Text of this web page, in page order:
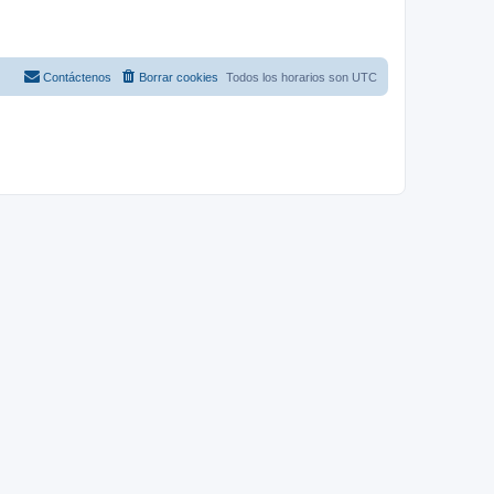
Todos los horarios son UTC
Borrar cookies
Contáctenos